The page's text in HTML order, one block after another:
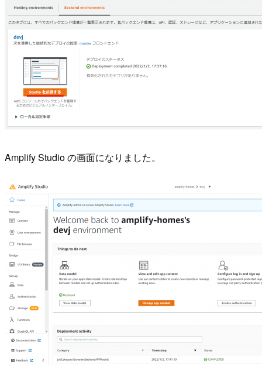
Amplify Studio の画面になりました。